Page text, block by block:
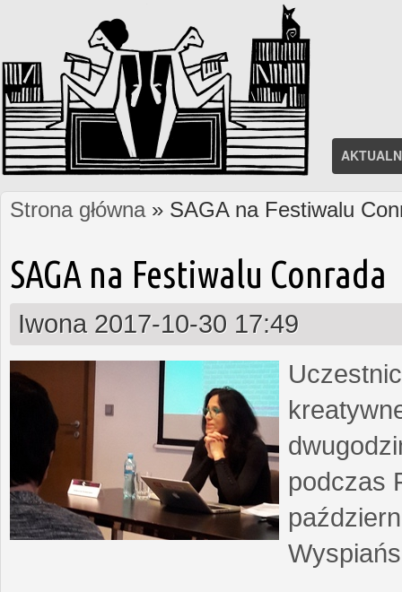
Jesteś tutaj
Strona główna» SAGA na Festiwalu
SAGA na Festiwalu Conrada
Iwona 2017-10-30 17:49
podczas